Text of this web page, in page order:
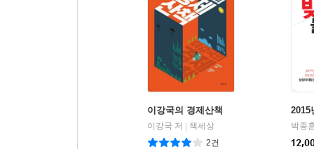
이강국의 경제산책
이강국 저
책세상
2건
2015
박종